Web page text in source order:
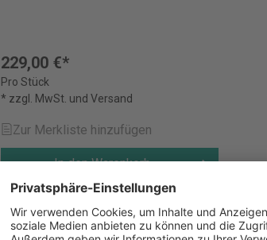
229,00 €*
Pro Stück
* zzgl. MwSt. und Versand
Zur Merkliste hinzufügen
In den Warenkorb